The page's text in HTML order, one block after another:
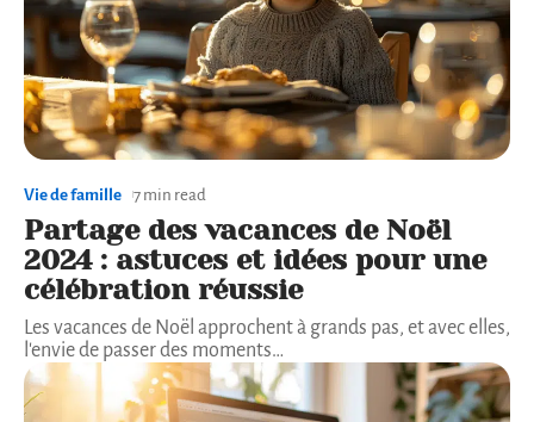
Vie de famille 7 min read
Partage des vacances de Noël
2024 : astuces et idées pour une
célébration réussie
Les vacances de Noël approchent à grands pas, et avec elles,
l'envie de passer des moments…